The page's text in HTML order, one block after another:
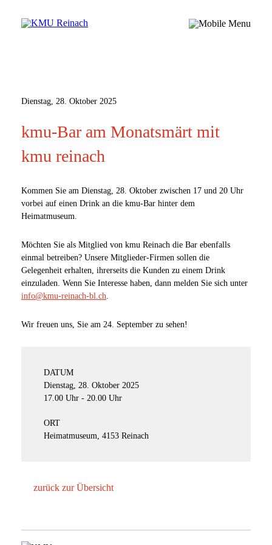
Dienstag, 28. Oktober 2025
kmu-Bar am Monatsmärt mit
kmu reinach
Kommen Sie am Dienstag, 28. Oktober zwischen 17 und 20 Uhr
vorbei auf einen Drink an die kmu-Bar hinter dem
Heimatmuseum.
Möchten Sie als Mitglied von kmu Reinach die Bar ebenfalls
einmal betreiben? Unsere Mitglieder-Firmen sollen die
Gelegenheit erhalten, ihrerseits die Kunden zu einem Drink
einzuladen. Wenn Sie Interesse haben, dann melden Sie sich unter
info@kmu-reinach-bl.ch.
Wir freuen uns, Sie am 24. September zu sehen!
DATUM
Dienstag, 28. Oktober 2025
17.00 Uhr - 20.00 Uhr
ORT
Heimatmuseum, 4153 Reinach
zurück zur Übersicht